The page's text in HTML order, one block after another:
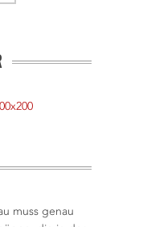
muss genau